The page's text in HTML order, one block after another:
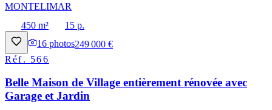
MONTELIMAR
450 m²
15 p.
16 photos249 000 €
Réf. 566
Belle Maison de Village entièrement rénovée avec
Garage et Jardin